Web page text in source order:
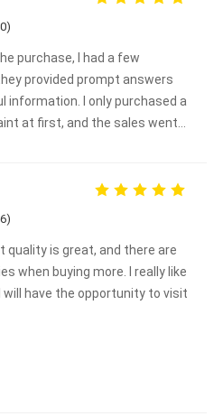
purchase, I had a few
provided prompt answers
information. I only purchased a
at first, and the sales went
quality is great, and there are
when buying more. I really like
will have the opportunity to visit